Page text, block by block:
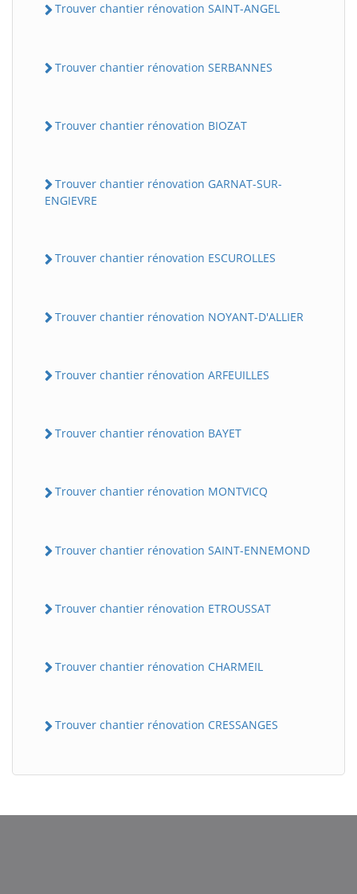
Trouver chantier rénovation SAINT-ANGEL
Trouver chantier rénovation SERBANNES
Trouver chantier rénovation BIOZAT
Trouver chantier rénovation GARNAT-SUR-
ENGIEVRE
Trouver chantier rénovation ESCUROLLES
Trouver chantier rénovation NOYANT-D'ALLIER
Trouver chantier rénovation ARFEUILLES
Trouver chantier rénovation BAYET
Trouver chantier rénovation MONTVICQ
Trouver chantier rénovation SAINT-ENNEMOND
Trouver chantier rénovation ETROUSSAT
Trouver chantier rénovation CHARMEIL
Trouver chantier rénovation CRESSANGES
B BatiWebPro